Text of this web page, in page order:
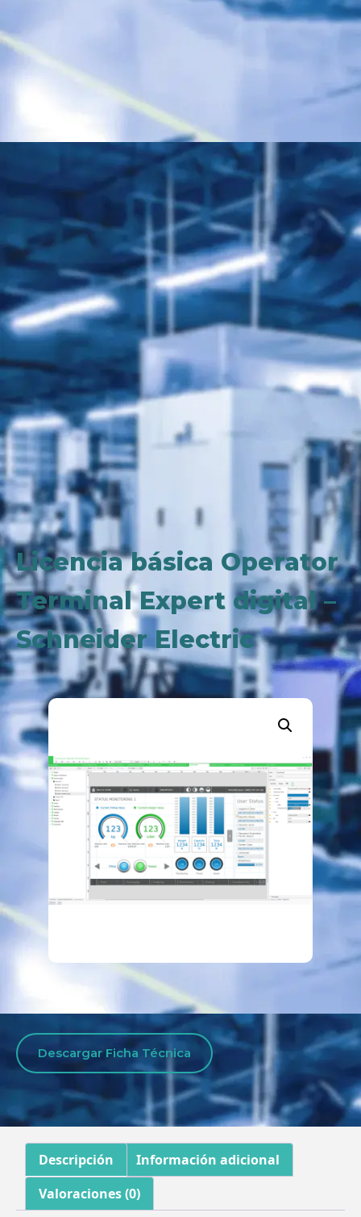
Licencia básica Operator
Terminal Expert digital –
Schneider Electric
Descargar Ficha Técnica
Descripción
Información adicional
Valoraciones (0)